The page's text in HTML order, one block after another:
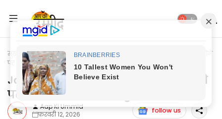
मुख्यपृष्ठ Jaunpur News
Jaunpur News: प्रदेश अध्यक्ष मनोनीत होने
पर अर्पित जायसवाल का हुआ भव्य स्वगात
Jaunpur News: प्रदेश अध्यक्ष मनोनीत होने
पर अर्पित जायसवाल का हुआ भव्य स्वगात
Aap Ki Ummid
फ़रवरी 12, 2026
follow us